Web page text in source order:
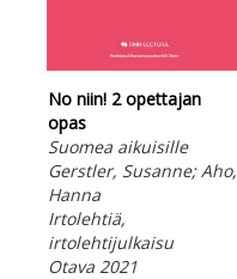
No niin! 2 opettajan
opas
Suomea aikuisille
Gerstler, Susanne; Aho,
Hanna
Irtolehtiä,
irtolehtijulkaisu
Otava 2021